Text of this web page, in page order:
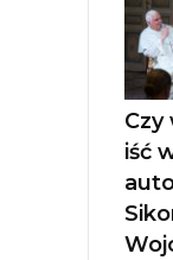
Czy
iść